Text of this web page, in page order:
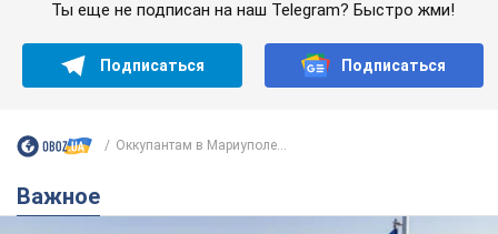
Ты еще не подписан на наш Telegram? Быстро жми!
Подписаться Подписаться
Оккупантам в Мариуполе...
Важное